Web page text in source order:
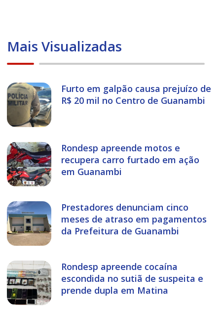
Mais Visualizadas
Furto em galpão causa prejuízo de
R$ 20 mil no Centro de Guanambi
Rondesp apreende motos e
recupera carro furtado em ação
em Guanambi
Prestadores denunciam cinco
meses de atraso em pagamentos
da Prefeitura de Guanambi
Rondesp apreende cocaína
escondida no sutiã de suspeita e
prende dupla em Matina